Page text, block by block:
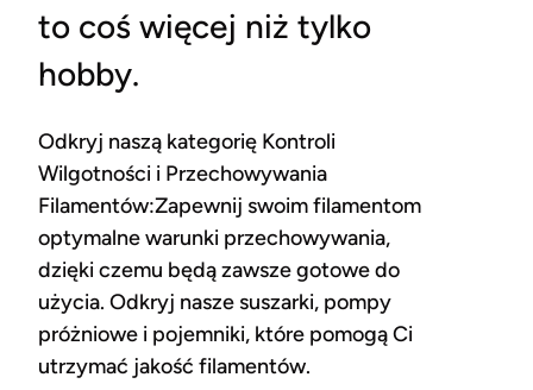
to coś więcej niż tylko
hobby.
Odkryj naszą kategorię Kontroli
Wilgotności i Przechowywania
Filamentów:Zapewnij swoim filamentom
optymalne warunki przechowywania,
dzięki czemu będą zawsze gotowe do
użycia. Odkryj nasze suszarki, pompy
próżniowe i pojemniki, które pomogą Ci
utrzymać jakość filamentów.